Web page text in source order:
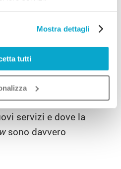
Mostra dettagli
tutti
poi possibile
in grado di
segmenti di mercato
al prezzo.
viene spesso
che hanno un alto
servizi e dove la
sono davvero